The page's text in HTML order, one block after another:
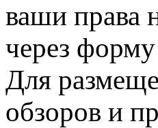
ваши права
через
Для
обзоров и